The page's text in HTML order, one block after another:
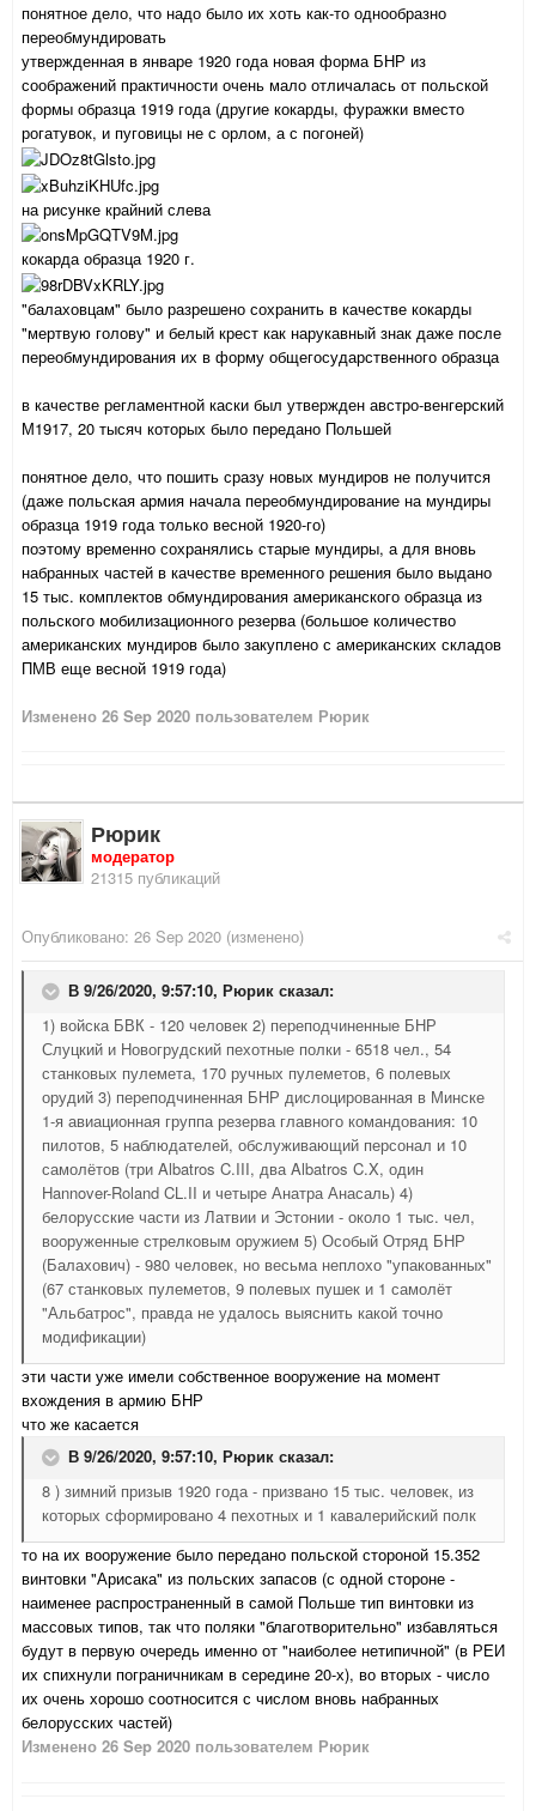
понятное дело, что надо было их хоть как-то однообразно
переобмундировать
утвержденная в январе 1920 года новая форма БНР из
соображений практичности очень мало отличалась от польской
формы образца 1919 года (другие кокарды, фуражки вместо
рогатувок, и пуговицы не с орлом, а с погоней)
на рисунке крайний слева
кокарда образца 1920 г.
"балаховцам" было разрешено сохранить в качестве кокарды
"мертвую голову" и белый крест как нарукавный знак даже после
переобмундирования их в форму общегосударственного образца
в качестве регламентной каски был утвержден австро-венгерский
М1917, 20 тысяч которых было передано Польшей
понятное дело, что пошить сразу новых мундиров не получится
(даже польская армия начала переобмундирование на мундиры
образца 1919 года только весной 1920-го)
поэтому временно сохранялись старые мундиры, а для вновь
набранных частей в качестве временного решения было выдано
15 тыс. комплектов обмундирования американского образца из
польского мобилизационного резерва (большое количество
американских мундиров было закуплено с американских складов
ПМВ еще весной 1919 года)
Изменено 26 Sep 2020 пользователем Рюрик
Рюрик
модератор
21315 публикаций
Опубликовано: 26 Sep 2020 (изменено)
В 9/26/2020, 9:57:10, Рюрик сказал:
1) войска БВК - 120 человек 2) переподчиненные БНР
Слуцкий и Новогрудский пехотные полки - 6518 чел., 54
станковых пулемета, 170 ручных пулеметов, 6 полевых
орудий 3) переподчиненная БНР дислоцированная в Минске
1-я авиационная группа резерва главного командования: 10
пилотов, 5 наблюдателей, обслуживающий персонал и 10
самолётов (три Albatros C.III, два Albatros C.X, один
Hannover-Roland CL.II и четыре Анатра Анасаль) 4)
белорусские части из Латвии и Эстонии - около 1 тыс. чел,
вооруженные стрелковым оружием 5) Особый Отряд БНР
(Балахович) - 980 человек, но весьма неплохо "упакованных"
(67 станковых пулеметов, 9 полевых пушек и 1 самолёт
"Альбатрос", правда не удалось выяснить какой точно
модификации)
эти части уже имели собственное вооружение на момент
вхождения в армию БНР
что же касается
В 9/26/2020, 9:57:10, Рюрик сказал:
8 ) зимний призыв 1920 года - призвано 15 тыс. человек, из
которых сформировано 4 пехотных и 1 кавалерийский полк
то на их вооружение было передано польской стороной 15.352
винтовки "Арисака" из польских запасов (с одной стороне -
наименее распространенный в самой Польше тип винтовки из
массовых типов, так что поляки "благотворительно" избавляться
будут в первую очередь именно от "наиболее нетипичной" (в РЕИ
их спихнули пограничникам в середине 20-х), во вторых - число
их очень хорошо соотносится с числом вновь набранных
белорусских частей)
Изменено 26 Sep 2020 пользователем Рюрик